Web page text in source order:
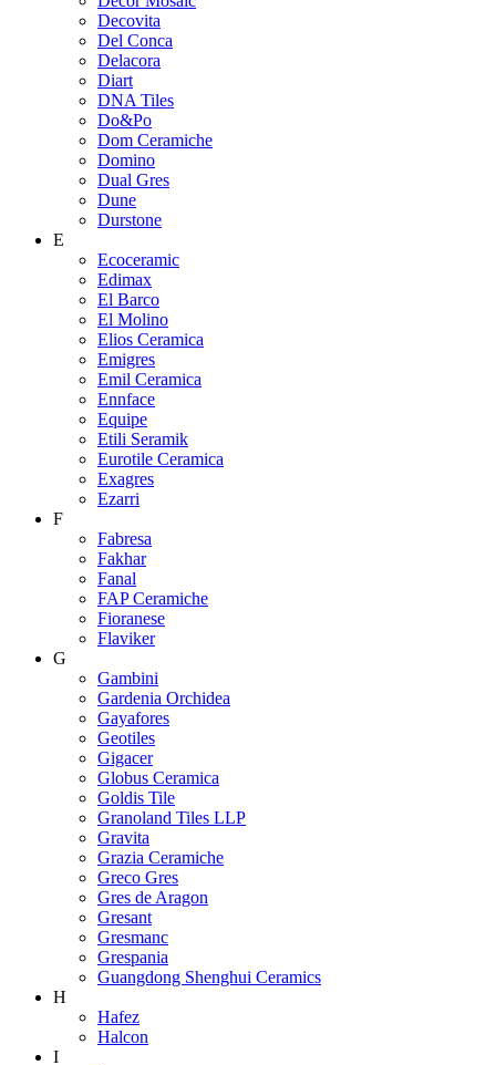
Decovita
Del Conca
Delacora
Diart
DNA Tiles
Do&Po
Dom Ceramiche
Domino
Dual Gres
Dune
Durstone
E
Ecoceramic
Edimax
El Barco
El Molino
Elios Ceramica
Emigres
Emil Ceramica
Ennface
Equipe
Etili Seramik
Eurotile Ceramica
Exagres
Ezarri
F
Fabresa
Fakhar
Fanal
FAP Ceramiche
Fioranese
Flaviker
G
Gambini
Gardenia Orchidea
Gayafores
Geotiles
Gigacer
Globus Ceramica
Goldis Tile
Granoland Tiles LLP
Gravita
Grazia Ceramiche
Greco Gres
Gres de Aragon
Gresant
Gresmanc
Grespania
Guangdong Shenghui Ceramics
H
Hafez
Halcon
I